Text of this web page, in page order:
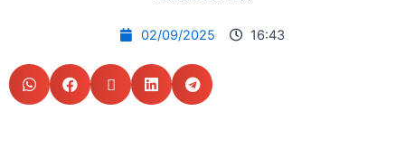
02/09/2025 16:43